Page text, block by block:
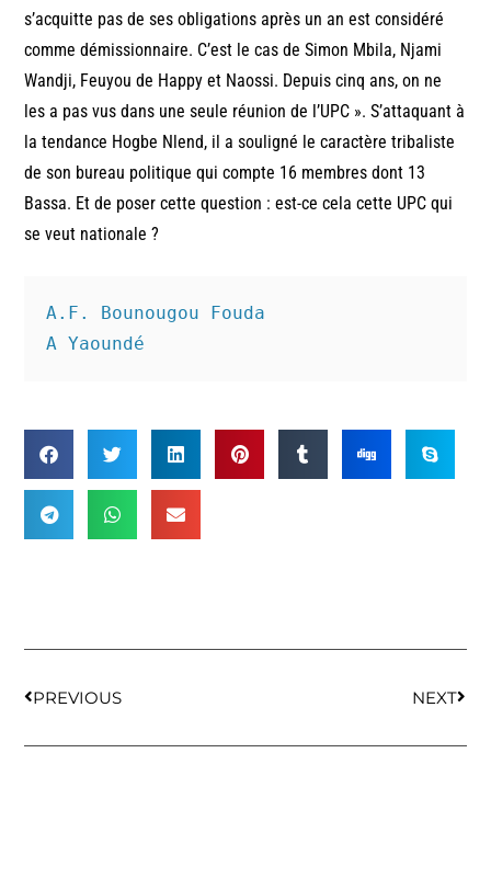
s’acquitte pas de ses obligations après un an est considéré
comme démissionnaire. C’est le cas de Simon Mbila, Njami
Wandji, Feuyou de Happy et Naossi. Depuis cinq ans, on ne
les a pas vus dans une seule réunion de l’UPC ». S’attaquant à
la tendance Hogbe Nlend, il a souligné le caractère tribaliste
de son bureau politique qui compte 16 membres dont 13
Bassa. Et de poser cette question : est-ce cela cette UPC qui
se veut nationale ?
A.F. Bounougou Fouda
A Yaoundé
PREVIOUS NEXT